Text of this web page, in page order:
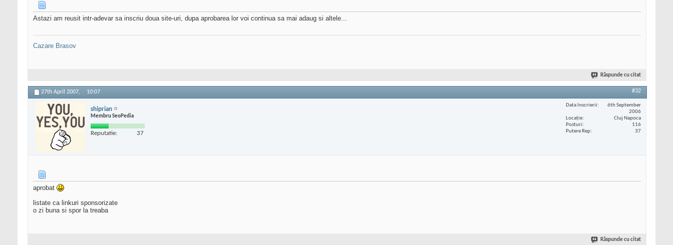
Astazi am reusit intr-adevar sa inscriu doua site-uri, dupa aprobarea lor voi continua sa mai adaug si altele...
Cazare Brasov
Răspunde cu citat
27th April 2007, 10:07 #32
shiprian
Membru SeoPedia
Reputatie: 37
Data înscrierii
6th September
2006
Locaţie
Cluj Napoca
Posturi
116
Putere Rep
37
aprobat
listate ca linkuri sponsorizate
o zi buna si spor la treaba
Răspunde cu citat